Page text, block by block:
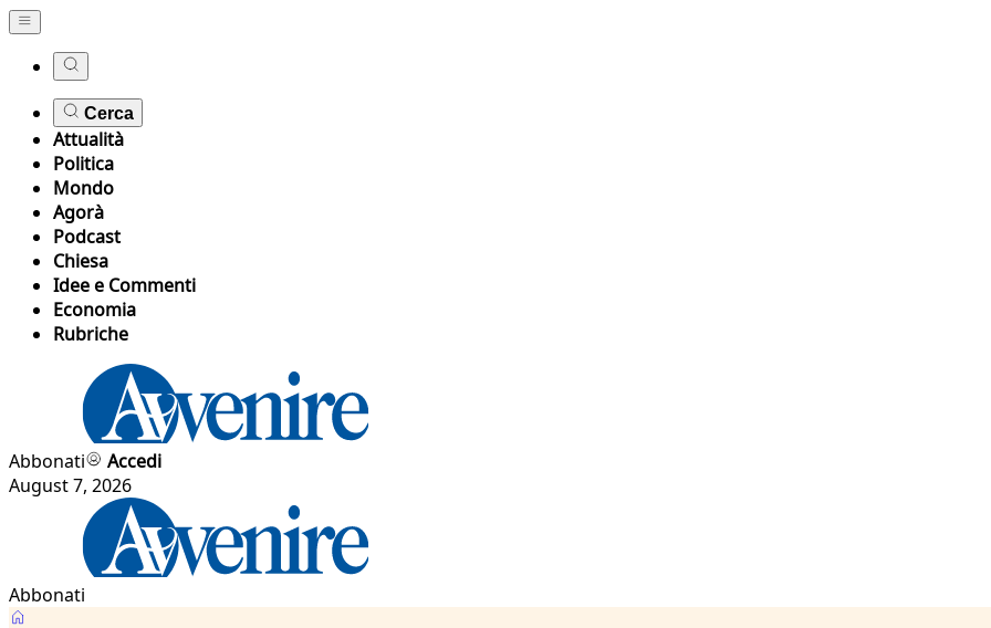
Cerca
Attualità
Politica
Mondo
Agorà
Podcast
Chiesa
Idee e Commenti
Economia
Rubriche
Abbonati
Accedi
August 7, 2026
Abbonati